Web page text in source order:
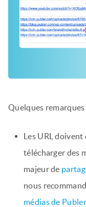
Quelques remarques
Les URL
télécharger des
majeur de
nous
médias de Publer